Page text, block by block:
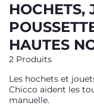
HOCHETS,
HAUTES
2 Produits
Les hochets et
Chicco aident les
manuelle.